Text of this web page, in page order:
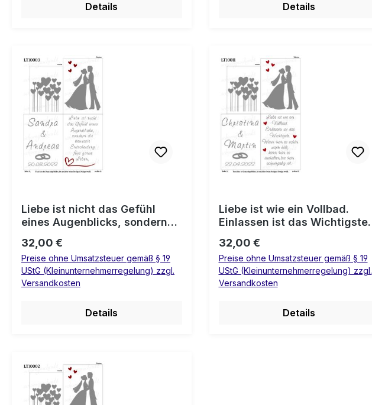
Details Details
Liebe ist nicht das Gefühl
eines Augenblicks, sondern
fürs ganze Leben. 💍 Laterne
Hochzeit
Regulärer Preis:
32,00 €
Preise ohne Umsatzsteuer gemäß § 19
UStG (Kleinunternehmerregelung) zzgl.
Versandkosten
Details
Liebe ist wie ein Vollbad.
Einlassen ist das Wichtigste.
hält, kann man es
aushalten,bis man
schrumpelig ist. 💍 Laterne
Hochzeit
Regulärer Preis:
32,00 €
Preise ohne Umsatzsteuer gemäß § 19
UStG (Kleinunternehmerregelung) zzgl.
Versandkosten
Details